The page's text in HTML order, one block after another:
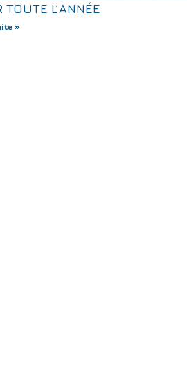
TOUTE L’ANNÉE
»